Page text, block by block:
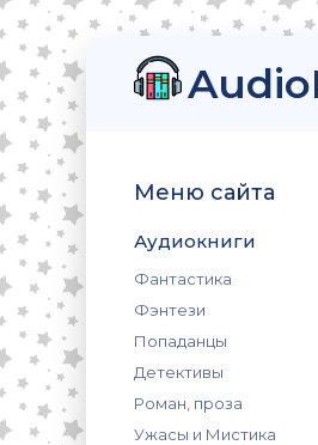
Меню сайта
Аудиокниги
Фантастика
Фэнтези
Попаданцы
Детективы
Роман, проза
Ужасы и Мистика